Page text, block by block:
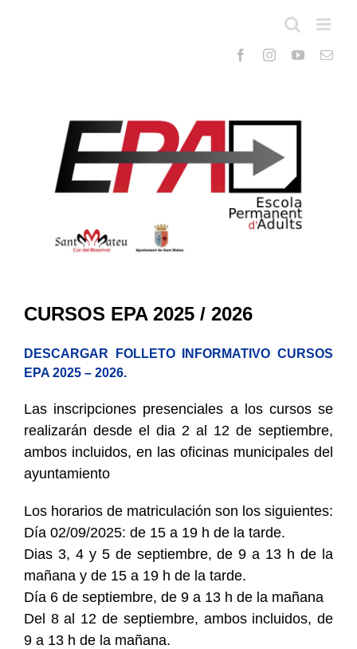
CURSOS EPA 2025 / 2026
DESCARGAR FOLLETO INFORMATIVO CURSOS
EPA 2025 – 2026.
Las inscripciones presenciales a los cursos se
realizarán desde el dia 2 al 12 de septiembre,
ambos incluidos, en las oficinas municipales del
ayuntamiento
Los horarios de matriculación son los siguientes:
Día 02/09/2025: de 15 a 19 h de la tarde.
Dias 3, 4 y 5 de septiembre, de 9 a 13 h de la
mañana y de 15 a 19 h de la tarde.
Día 6 de septiembre, de 9 a 13 h de la mañana
Del 8 al 12 de septiembre, ambos incluidos, de
9 a 13 h de la mañana.